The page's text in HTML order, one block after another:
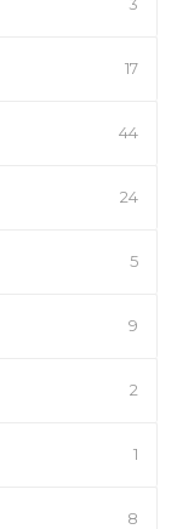
17
44
24
5
9
2
1
8